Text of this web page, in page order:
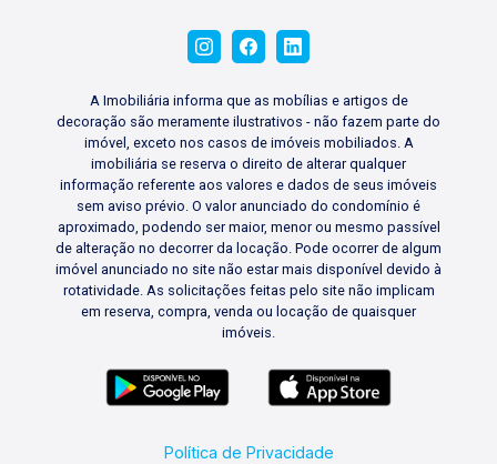
A Imobiliária informa que as mobílias e artigos de
decoração são meramente ilustrativos - não fazem parte do
imóvel, exceto nos casos de imóveis mobiliados. A
imobiliária se reserva o direito de alterar qualquer
informação referente aos valores e dados de seus imóveis
sem aviso prévio. O valor anunciado do condomínio é
aproximado, podendo ser maior, menor ou mesmo passível
de alteração no decorrer da locação. Pode ocorrer de algum
imóvel anunciado no site não estar mais disponível devido à
rotatividade. As solicitações feitas pelo site não implicam
em reserva, compra, venda ou locação de quaisquer
imóveis.
Política de Privacidade